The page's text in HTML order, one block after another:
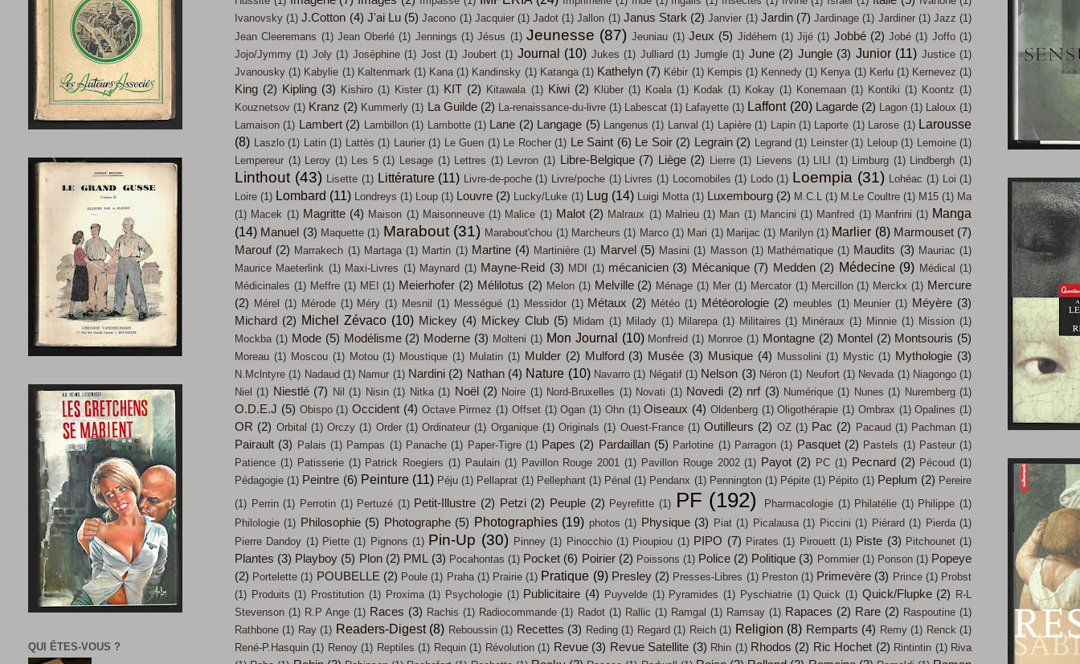
Ivanovsky (1) J.Cotton (4) J'ai Lu (5) Jacono (1) Jacquier (1) Jadot (1) Jallon (1) Janus Stark (2) Janvier (1) Jardin (7) Jardinage (1) Jardiner (1) Jazz (1)
Jean Cleeremans (1) Jean Oberlé (1) Jennings (1) Jésus (1) Jeunesse (87) Jeuniau (1) Jeux (5) Jidéhem (1) Jijé (1) Jobbé (2) Jobé (1) Joffo (1)
Jojo/Jymmy (1) Joly (1) Joséphine (1) Jost (1) Joubert (1) Journal (10) Jukes (1) Julliard (1) Jumgle (1) June (2) Jungle (3) Junior (11) Justice (1)
Jvanousky (1) Kabylie (1) Kaltenmark (1) Kana (1) Kandinsky (1) Katanga (1) Kathelyn (7) Kébir (1) Kempis (1) Kennedy (1) Kenya (1) Kerlu (1) Kernevez (1)
King (2) Kipling (3) Kishiro (1) Kister (1) KIT (2) Kitawala (1) Kiwi (2) Klüber (1) Koala (1) Kodak (1) Kokay (1) Konemaan (1) Kontiki (1) Koontz (1)
Kouznetsov (1) Kranz (2) Kummerly (1) La Guilde (2) La-renaissance-du-livre (1) Labescat (1) Lafayette (1) Laffont (20) Lagarde (2) Lagon (1) Laloux (1)
Lamaison (1) Lambert (2) Lambillon (1) Lambotte (1) Lane (2) Langage (5) Langenus (1) Lanval (1) Lapière (1) Lapin (1) Laporte (1) Larose (1) Larousse
(8) Laszlo (1) Latin (1) Lattès (1) Laurier (1) Le Guen (1) Le Rocher (1) Le Saint (6) Le Soir (2) Legrain (2) Legrand (1) Leinster (1) Leloup (1) Lemoine (1)
Lempereur (1) Leroy (1) Les 5 (1) Lesage (1) Lettres (1) Levron (1) Libre-Belgique (7) Liège (2) Lierre (1) Lievens (1) LILI (1) Limburg (1) Lindbergh (1)
Linthout (43) Lisette (1) Littérature (11) Livre-de-poche (1) Livre/poche (1) Livres (1) Locomobiles (1) Lodo (1) Loempia (31) Lohéac (1) Loi (1)
Loire (1) Lombard (11) Londreys (1) Loup (1) Louvre (2) Lucky/Luke (1) Lug (14) Luigi Motta (1) Luxembourg (2) M.C.L (1) M.Le Coultre (1) M15 (1) Ma
(1) Macek (1) Magritte (4) Maison (1) Maisonneuve (1) Malice (1) Malot (2) Malraux (1) Malrieu (1) Man (1) Mancini (1) Manfred (1) Manfrini (1) Manga
(14) Manuel (3) Maquette (1) Marabout (31) Marabout'chou (1) Marcheurs (1) Marco (1) Mari (1) Marijac (1) Marilyn (1) Marlier (8) Marmouset (7)
Marouf (2) Marrakech (1) Martaga (1) Martin (1) Martine (4) Martinière (1) Marvel (5) Masini (1) Masson (1) Mathématique (1) Maudits (3) Mauriac (1)
Maurice Maeterlink (1) Maxi-Livres (1) Maynard (1) Mayne-Reid (3) MDI (1) mécanicien (3) Mécanique (7) Medden (2) Médecine (9) Médical (1)
Médicinales (1) Meffre (1) MEI (1) Meierhofer (2) Mélilotus (2) Melon (1) Melville (2) Ménage (1) Mer (1) Mercator (1) Mercillon (1) Merckx (1) Mercure
(2) Mérel (1) Mérode (1) Méry (1) Mesnil (1) Mességué (1) Messidor (1) Métaux (2) Météo (1) Météorologie (2) meubles (1) Meunier (1) Méyère (3)
Michard (2) Michel Zévaco (10) Mickey (4) Mickey Club (5) Midam (1) Milady (1) Milarepa (1) Militaires (1) Minéraux (1) Minnie (1) Mission (1)
Mockba (1) Mode (5) Modélisme (2) Moderne (3) Molteni (1) Mon Journal (10) Monfreid (1) Monroe (1) Montagne (2) Montel (2) Montsouris (5)
Moreau (1) Moscou (1) Motou (1) Moustique (1) Mulatin (1) Mulder (2) Mulford (3) Musée (3) Musique (4) Mussolini (1) Mystic (1) Mythologie (3)
N.Mclntyre (1) Nadaud (1) Namur (1) Nardini (2) Nathan (4) Nature (10) Navarro (1) Négatif (1) Nelson (3) Néron (1) Neufort (1) Nevada (1) Niagongo (1)
Niel (1) Niestlé (7) Nil (1) Nisin (1) Nitka (1) Noël (2) Noire (1) Nord-Bruxelles (1) Novati (1) Novedi (2) nrf (3) Numérique (1) Nunes (1) Nuremberg (1)
O.D.E.J (5) Obispo (1) Occident (4) Octave Pirmez (1) Offset (1) Ogan (1) Ohn (1) Oiseaux (4) Oldenberg (1) Oligothérapie (1) Ombrax (1) Opalines (1)
OR (2) Orbital (1) Orczy (1) Order (1) Ordinateur (1) Organique (1) Originals (1) Ouest-France (1) Outilleurs (2) OZ (1) Pac (2) Pacaud (1) Pachman (1)
Pairault (3) Palais (1) Pampas (1) Panache (1) Paper-Tigre (1) Papes (2) Pardaillan (5) Parlotine (1) Parragon (1) Pasquet (2) Pastels (1) Pasteur (1)
Patience (1) Patisserie (1) Patrick Roegiers (1) Paulain (1) Pavillon Rouge 2001 (1) Pavillon Rouge 2002 (1) Payot (2) PC (1) Pecnard (2) Pécoud (1)
Pédagogie (1) Peintre (6) Peinture (11) Péju (1) Pellaprat (1) Pellephant (1) Pénal (1) Pendanx (1) Pennington (1) Pépite (1) Pépito (1) Peplum (2) Pereire
(1) Perrin (1) Perrotin (1) Pertuzé (1) Petit-Illustre (2) Petzi (2) Peuple (2) Peyrefitte (1) PF (192) Pharmacologie (1) Philatélie (1) Philippe (1)
Philologie (1) Philosophie (5) Photographe (5) Photographies (19) photos (1) Physique (3) Piat (1) Picalausa (1) Piccini (1) Piérard (1) Pierda (1)
Pierre Dandoy (1) Piette (1) Pignons (1) Pin-Up (30) Pinney (1) Pinocchio (1) Pioupiou (1) PIPO (7) Pirates (1) Pirouett (1) Piste (3) Pitchounet (1)
Plantes (3) Playboy (5) Plon (2) PML (3) Pocahontas (1) Pocket (6) Poirier (2) Poissons (1) Police (2) Politique (3) Pommier (1) Ponson (1) Popeye
(2) Portelette (1) POUBELLE (2) Poule (1) Praha (1) Prairie (1) Pratique (9) Presley (2) Presses-Libres (1) Preston (1) Primevère (3) Prince (1) Probst
(1) Produits (1) Prostitution (1) Proxima (1) Psychologie (1) Publicitaire (4) Puyvelde (1) Pyramides (1) Pyschiatrie (1) Quick (1) Quick/Flupke (2) R-L
Stevenson (1) R.P Ange (1) Races (3) Rachis (1) Radiocommande (1) Radot (1) Rallic (1) Ramgal (1) Ramsay (1) Rapaces (2) Rare (2) Raspoutine (1)
Rathbone (1) Ray (1) Readers-Digest (8) Reboussin (1) Recettes (3) Reding (1) Regard (1) Reich (1) Religion (8) Remparts (4) Remy (1) Renck (1)
René-P.Hasquin (1) Renoy (1) Reptiles (1) Requin (1) Révolution (1) Revue (3) Revue Satellite (3) Rhin (1) Rhodos (2) Ric Hochet (2) Rintintin (1) Riva
QUI ÊTES-VOUS ?